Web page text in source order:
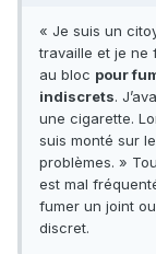
« Je suis un
travaille et je ne
au bloc pour
indiscrets.
une cigarette.
suis monté sur
problèmes. »
est mal
fumer un joint
discret.